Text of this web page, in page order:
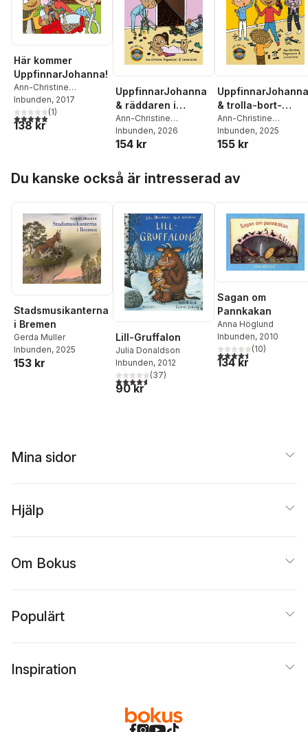
Här kommer
UppfinnarJohanna!
Ann-Christine
Magnusson,Lovisa
Lesse
Inbunden, 2017
5,0utav 5 stjärnor. Totalt antal röster:
(1)
138 kr
UppfinnarJohanna
& räddaren i
mörkret
Ann-Christine
Magnusson
Inbunden, 2026
154 kr
UppfinnarJohanna
& trolla-bort-
maskinen
Ann-Christine
Magnusson
Inbunden, 2025
155 kr
Du kanske också är intresserad av
Stadsmusikanterna
i Bremen
Gerda Muller
Inbunden, 2025
153 kr
Lill-Gruffalon
Julia Donaldson
Inbunden, 2012
4,6utav 5 stjärnor. Totalt antal röster:
(37)
90 kr
Sagan om
Pannkakan
Anna Höglund
Inbunden, 2010
4,5utav 5 stjärnor.
(10)
134 kr
Mina sidor
Hjälp
Om Bokus
Populärt
Inspiration